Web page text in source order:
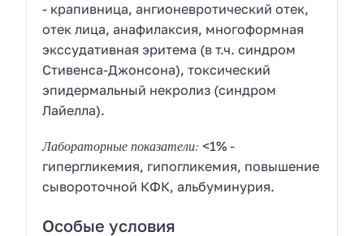
- крапивница, ангионевротический отек,
отек лица, анафилаксия, многоформная
экссудативная эритема (в т.ч. синдром
Стивенса-Джонсона), токсический
эпидермальный некролиз (синдром
Лайелла).
Лабораторные показатели:<1% -
гипергликемия, гипогликемия, повышение
сывороточной КФК, альбуминурия.
Особые условия